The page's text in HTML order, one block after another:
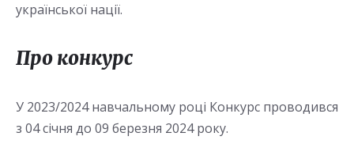
української нації.
Про конкурс
У 2023/2024 навчальному році Конкурс проводився
з 04 січня до 09 березня 2024 року.